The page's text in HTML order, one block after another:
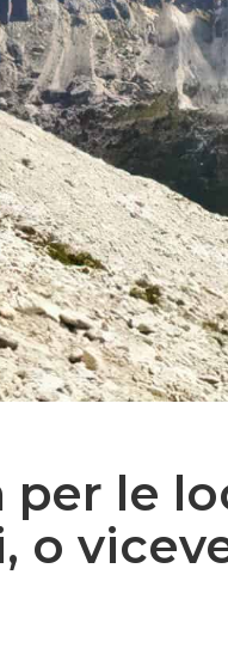
per le
o